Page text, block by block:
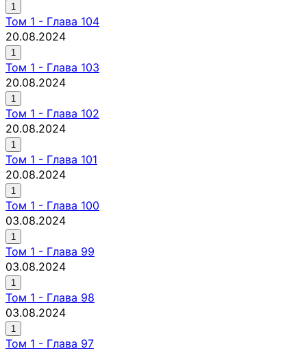
1
Том 1 - Глава 104
20.08.2024
1
Том 1 - Глава 103
20.08.2024
1
Том 1 - Глава 102
20.08.2024
1
Том 1 - Глава 101
20.08.2024
1
Том 1 - Глава 100
03.08.2024
1
Том 1 - Глава 99
03.08.2024
1
Том 1 - Глава 98
03.08.2024
1
Том 1 - Глава 97